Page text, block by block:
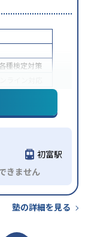
各種検定対策
初富駅
きません
塾の詳細を見る